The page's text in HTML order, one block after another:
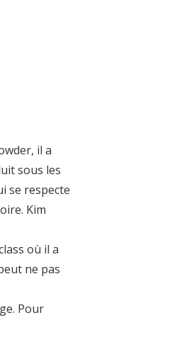
il a
sous les
se respecte
Kim
où il a
ne pas
Pour